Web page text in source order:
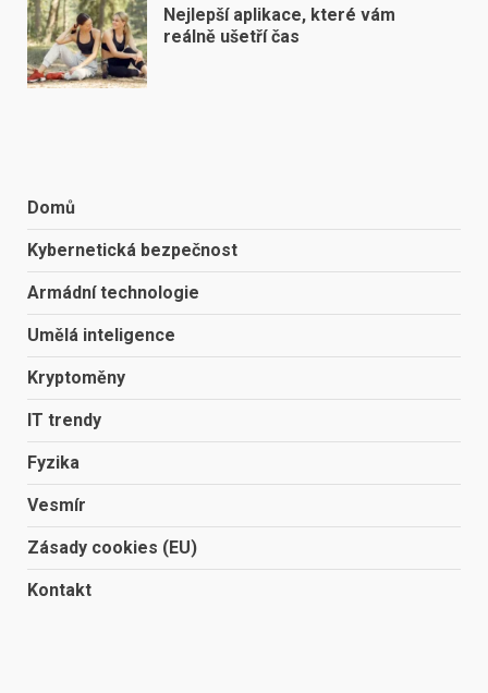
Nejlepší aplikace, které vám
reálně ušetří čas
Domů
Kybernetická bezpečnost
Armádní technologie
Umělá inteligence
Kryptoměny
IT trendy
Fyzika
Vesmír
Zásady cookies (EU)
Kontakt